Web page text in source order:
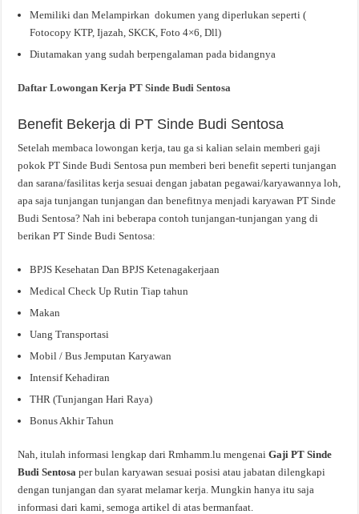
Memiliki dan Melampirkan dokumen yang diperlukan seperti (
Fotocopy KTP, Ijazah, SKCK, Foto 4×6, Dll)
Diutamakan yang sudah berpengalaman pada bidangnya
Daftar Lowongan Kerja PT Sinde Budi Sentosa
Benefit Bekerja di PT Sinde Budi Sentosa
Setelah membaca lowongan kerja, tau ga si kalian selain memberi gaji
pokok PT Sinde Budi Sentosa pun memberi beri benefit seperti tunjangan
dan sarana/fasilitas kerja sesuai dengan jabatan pegawai/karyawannya loh,
apa saja tunjangan tunjangan dan benefitnya menjadi karyawan PT Sinde
Budi Sentosa? Nah ini beberapa contoh tunjangan-tunjangan yang di
berikan PT Sinde Budi Sentosa:
BPJS Kesehatan Dan BPJS Ketenagakerjaan
Medical Check Up Rutin Tiap tahun
Makan
Uang Transportasi
Mobil / Bus Jemputan Karyawan
Intensif Kehadiran
THR (Tunjangan Hari Raya)
Bonus Akhir Tahun
Nah, itulah informasi lengkap dari Rmhamm.lu mengenaiGaji PT Sinde
Budi Sentosaper bulan karyawan sesuai posisi atau jabatan dilengkapi
dengan tunjangan dan syarat melamar kerja. Mungkin hanya itu saja
informasi dari kami, semoga artikel di atas bermanfaat.